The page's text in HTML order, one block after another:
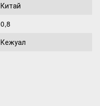
Китай
0,8
Кежуал